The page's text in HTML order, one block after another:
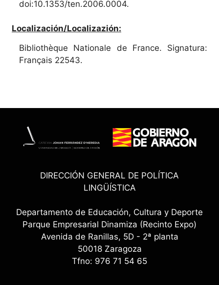
doi:10.1353/ten.2006.0004.
Localización/Localizazión:
Bibliothèque Nationale de France. Signatura:
Français 22543.
DIRECCIÓN GENERAL DE POLÍTICA
LINGÜÍSTICA
Departamento de Educación, Cultura y Deporte
Parque Empresarial Dinamiza (Recinto Expo)
Avenida de Ranillas, 5D - 2ª planta
50018 Zaragoza
Tfno: 976 71 54 65